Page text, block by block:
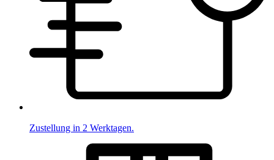
Zustellung in 2 Werktagen.